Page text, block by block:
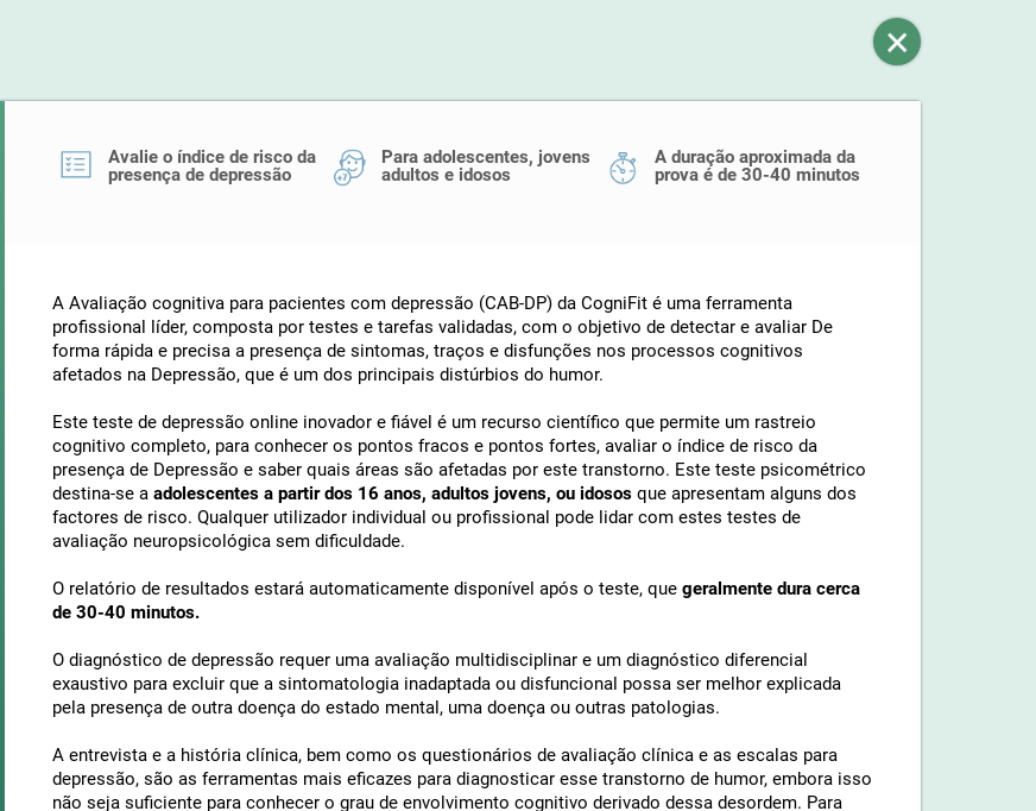
Avalie o índice de risco da
presença de depressão
Para adolescentes, jovens
adultos e idosos
A duração aproximada da
prova é de 30-40 minutos
A Avaliação cognitiva para pacientes com depressão (CAB-DP) da CogniFit é uma ferramenta
profissional líder, composta por testes e tarefas validadas, com o objetivo de detectar e avaliar De
forma rápida e precisa a presença de sintomas, traços e disfunções nos processos cognitivos
afetados na Depressão, que é um dos principais distúrbios do humor.
Este teste de depressão online inovador e fiável é um recurso científico que permite um rastreio
cognitivo completo, para conhecer os pontos fracos e pontos fortes, avaliar o índice de risco da
presença de Depressão e saber quais áreas são afetadas por este transtorno. Este teste psicométrico
destina-se a adolescentes a partir dos 16 anos, adultos jovens, ou idosos que apresentam alguns dos
factores de risco. Qualquer utilizador individual ou profissional pode lidar com estes testes de
avaliação neuropsicológica sem dificuldade.
O relatório de resultados estará automaticamente disponível após o teste, que geralmente dura cerca
de 30-40 minutos.
O diagnóstico de depressão requer uma avaliação multidisciplinar e um diagnóstico diferencial
exaustivo para excluir que a sintomatologia inadaptada ou disfuncional possa ser melhor explicada
pela presença de outra doença do estado mental, uma doença ou outras patologias.
A entrevista e a história clínica, bem como os questionários de avaliação clínica e as escalas para
depressão, são as ferramentas mais eficazes para diagnosticar esse transtorno de humor, embora isso
não seja suficiente para conhecer o grau de envolvimento cognitivo derivado dessa desordem. Para